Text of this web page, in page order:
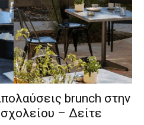
brunch στην
– Δείτε